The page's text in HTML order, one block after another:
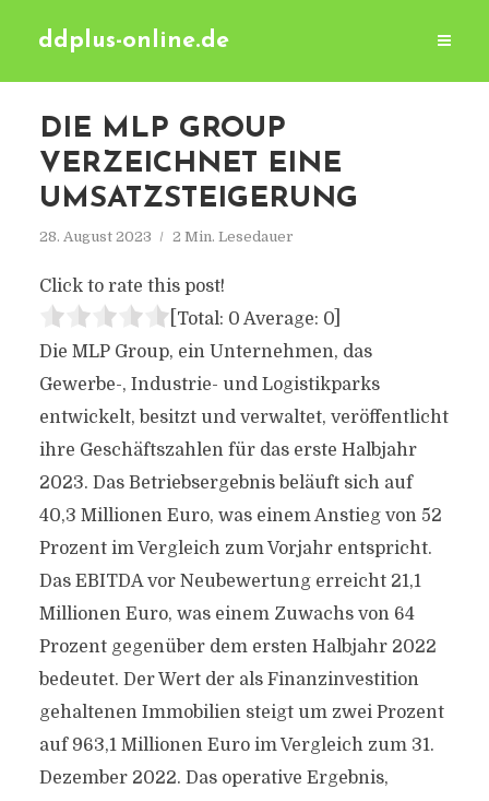
ddplus-online.de
DIE MLP GROUP
VERZEICHNET EINE
UMSATZSTEIGERUNG
28. August 2023 2 Min. Lesedauer
Click to rate this post!
[Total: 0 Average: 0]
Die MLP Group, ein Unternehmen, das
Gewerbe-, Industrie- und Logistikparks
entwickelt, besitzt und verwaltet, veröffentlicht
ihre Geschäftszahlen für das erste Halbjahr
2023. Das Betriebsergebnis beläuft sich auf
40,3 Millionen Euro, was einem Anstieg von 52
Prozent im Vergleich zum Vorjahr entspricht.
Das EBITDA vor Neubewertung erreicht 21,1
Millionen Euro, was einem Zuwachs von 64
Prozent gegenüber dem ersten Halbjahr 2022
bedeutet. Der Wert der als Finanzinvestition
gehaltenen Immobilien steigt um zwei Prozent
auf 963,1 Millionen Euro im Vergleich zum 31.
Dezember 2022. Das operative Ergebnis,